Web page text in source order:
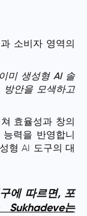
소비자 영역의
미 생성형 AI솔
방안을 모색하고
효율성과 창의
력을 반영합니
형 AI 도구의 대
에 따르면, 포
Sukhadeve는